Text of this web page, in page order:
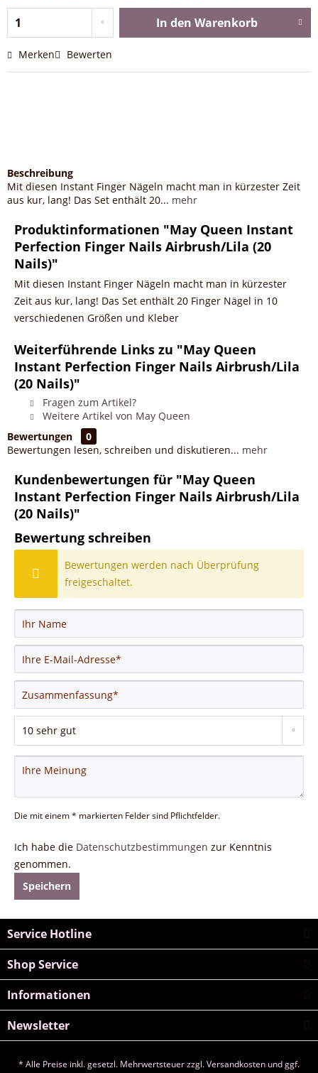
In den Warenkorb
Merken Bewerten
Beschreibung
Mit diesen Instant Finger Nägeln macht man in kürzester Zeit
aus kur, lang! Das Set enthält 20... mehr
Produktinformationen "May Queen Instant
Perfection Finger Nails Airbrush/Lila (20
Nails)"
Mit diesen Instant Finger Nägeln macht man in kürzester
Zeit aus kur, lang! Das Set enthält 20 Finger Nägel in 10
verschiedenen Größen und Kleber
Weiterführende Links zu "May Queen
Instant Perfection Finger Nails Airbrush/Lila
(20 Nails)"
Fragen zum Artikel?
Weitere Artikel von May Queen
Bewertungen
0
Bewertungen lesen, schreiben und diskutieren... mehr
Kundenbewertungen für "May Queen
Instant Perfection Finger Nails Airbrush/Lila
(20 Nails)"
Bewertung schreiben
Bewertungen werden nach Überprüfung
freigeschaltet.
Die mit einem * markierten Felder sind Pflichtfelder.
Ich habe die Datenschutzbestimmungen zur Kenntnis
genommen.
Speichern
Service Hotline
Shop Service
Informationen
Newsletter
* Alle Preise inkl. gesetzl. Mehrwertsteuer zzgl.Versandkosten und ggf.